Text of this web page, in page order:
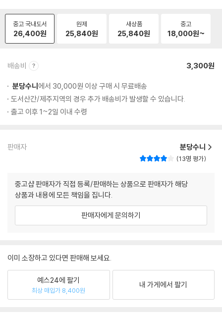
중고 국내도서
26,400원
원제
25,840원
새상품
25,840원
중고
18,000원~
배송비 3,300원
분당수니에서 30,000원 이상 구매 시 무료배송
도서산간/제주지역의 경우 추가 배송비가 발생할 수 있습니다.
출고 이후 1~2일 이내 수령
판매자 분당수니
13명 평가
중고샵 판매자가 직접 등록/판매하는 상품으로 판매자가 해당
상품과 내용에 모든 책임을 집니다.
판매자에게 문의하기
이미 소장하고 있다면 판매해 보세요.
예스24에 팔기
최상 매입가 8,400원
내 가게에서 팔기